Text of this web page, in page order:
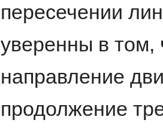
пересечении
уверенны в том,
направление
продолжение